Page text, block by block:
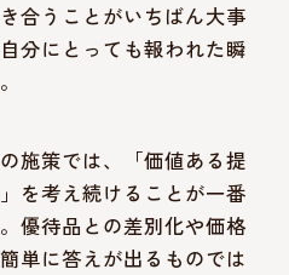
合うことがいちばん大事
分にとっても報われた瞬
施策では、「価値ある提
を考え続けることが一番
優待品との差別化や価格
単に答えが出るものでは